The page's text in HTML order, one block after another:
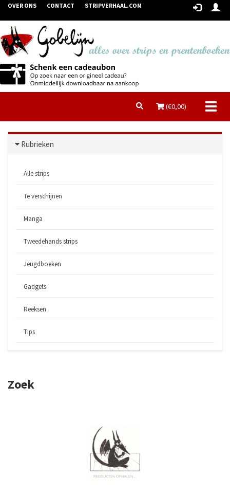
OVER ONS CONTACT STRIPVERHAAL.COM
(€0,00)
Rubrieken
Alle strips
Te verschijnen
Manga
Tweedehands strips
Jeugdboeken
Gadgets
Reeksen
Tips
Zoek